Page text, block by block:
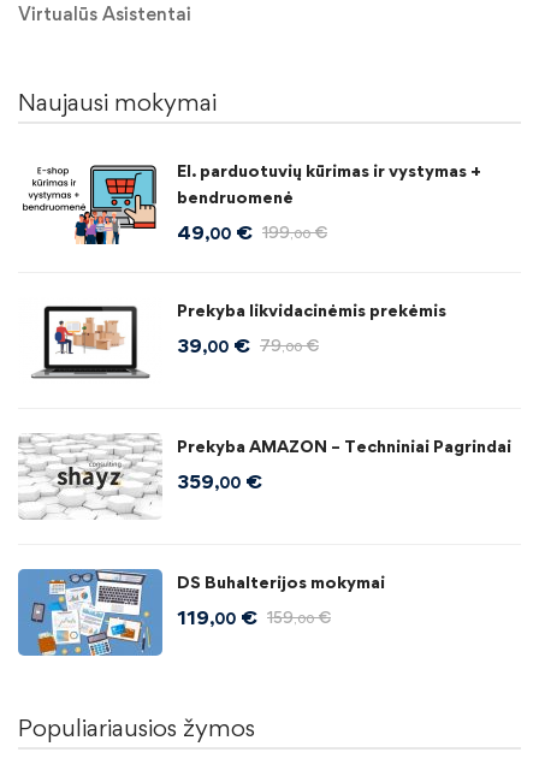
Virtualūs Asistentai
Naujausi mokymai
El. parduotuvių kūrimas ir vystymas +
bendruomenė
49,00 € 199,00 €
Prekyba likvidacinėmis prekėmis
39,00 € 79,00 €
Prekyba AMAZON – Techniniai Pagrindai
359,00 €
DS Buhalterijos mokymai
119,00 € 159,00 €
Populiariausios žymos